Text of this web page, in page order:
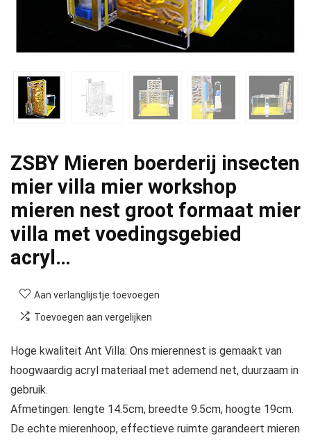
ZSBY Mieren boerderij insecten
mier villa mier workshop
mieren nest groot formaat mier
villa met voedingsgebied
acryl…
Aan verlanglijstje toevoegen
Toevoegen aan vergelijken
Hoge kwaliteit Ant Villa: Ons mierennest is gemaakt van
hoogwaardig acryl materiaal met ademend net, duurzaam in
gebruik.
Afmetingen: lengte 14.5cm, breedte 9.5cm, hoogte 19cm.
De echte mierenhoop, effectieve ruimte garandeert mieren